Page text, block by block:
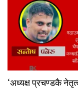
‘अध्यक्ष प्रचण्डकै